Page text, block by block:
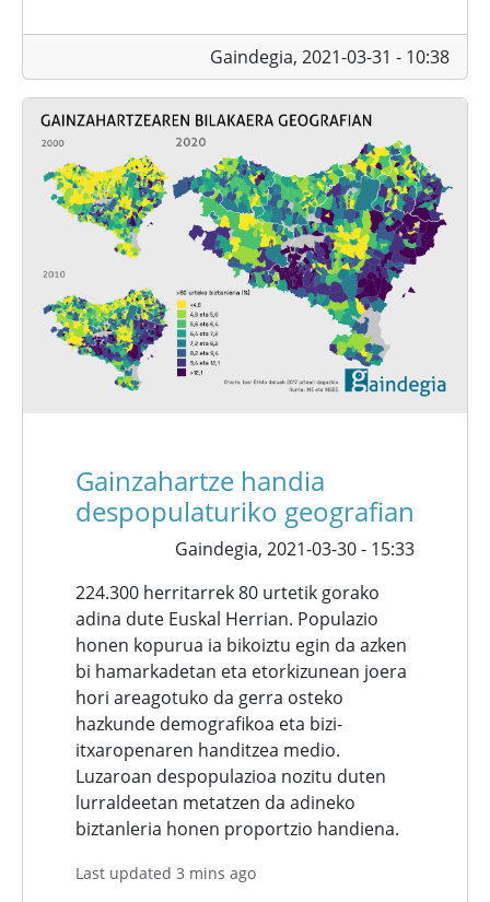
Gaindegia, 2021-03-31 - 10:38
Gainzahartze handia
despopulaturiko geografian
Gaindegia, 2021-03-30 - 15:33
224.300 herritarrek 80 urtetik gorako
adina dute Euskal Herrian. Populazio
honen kopurua ia bikoiztu egin da azken
bi hamarkadetan eta etorkizunean joera
hori areagotuko da gerra osteko
hazkunde demografikoa eta bizi-
itxaropenaren handitzea medio.
Luzaroan despopulazioa nozitu duten
lurraldeetan metatzen da adineko
biztanleria honen proportzio handiena.
Last updated 3 mins ago